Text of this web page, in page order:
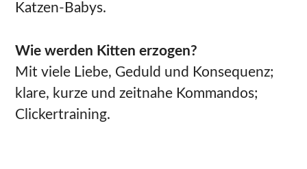
Katzen-Babys.
Wie werden Kitten erzogen?
Mit viele Liebe, Geduld und Konsequenz;
klare, kurze und zeitnahe Kommandos;
Clickertraining.